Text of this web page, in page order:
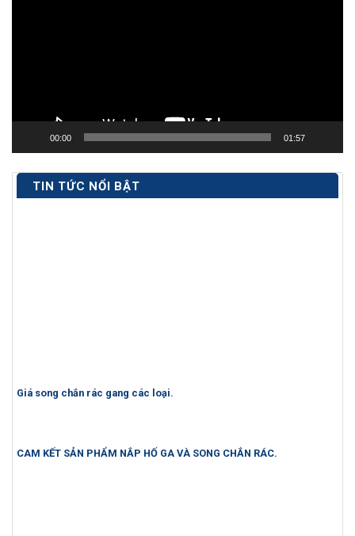
00:00 01:57
TIN TỨC NỔI BẬT
Giá song chắn rác gang các loại.
CAM KẾT SẢN PHẨM NẮP HỐ GA VÀ SONG CHẮN RÁC.